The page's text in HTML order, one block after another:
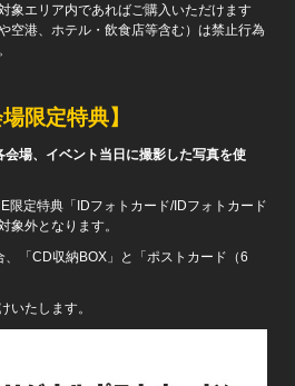
象エリア内であればご購入いただけます
空港、ホテル・飲食店等含む）は禁止行為
場限定特典】
場、イベント当日に撮影した写真を使
定特典「IDフォトカード/IDフォトカード
象外となります。
「CD収納BOX」と「ポストカード（6
いたします。